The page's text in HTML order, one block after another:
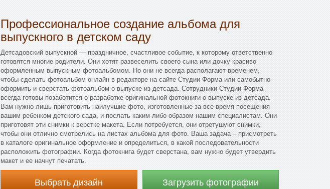
Профессиональное создание альбома для
выпускного в детском саду
Детсадовский выпускной — праздничное, счастливое событие, к которому ответственно
готовятся многие родители. Они хотят развеселить своего сына или дочку красиво
оформленным выпускным фотоальбомом. Но они не всегда располагают временем,
чтобы сделать фотоальбом онлайн в редакторе на сайте Студии Форма или самобытно
оформить и сверстать фотоальбом о выпуске из детсада. Сотрудники Студии Форма
всегда готовы позаботится о разработке оригинальной фотокниги о выпуске из детсада.
Вам нужно лишь приготовить наилучшие фото, изготовленные за все время посещения
вашим ребенком детского сада, и послать каким-либо образом нашим специалистам. Они
приготовят эти снимки к верстке макета. Если потребуется, они отретушуют снимки,
чтобы они отлично смотрелись на листах альбома для фото. Ваша задача – присмотреть
в каталоге оригинальное оформление и определиться, в какой последовательности
расположить фотографии. Когда фотокнига будет сверстана, вам нужно будет утвердить
макет и ее начнут печатать.
Выбрать дизайн Загрузить фотографии